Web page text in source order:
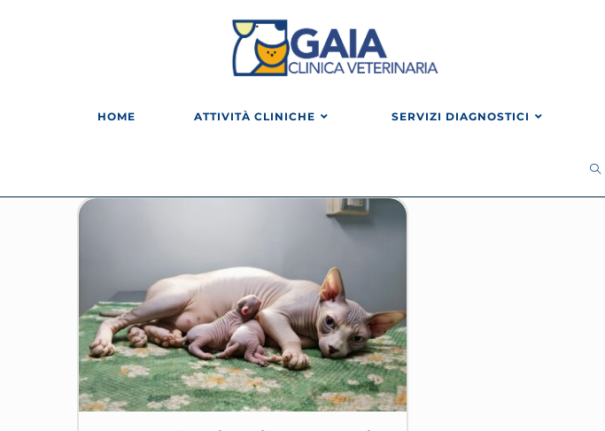
HOME ATTIVITÀ CLINICHE SERVIZI DIAGNOSTICI